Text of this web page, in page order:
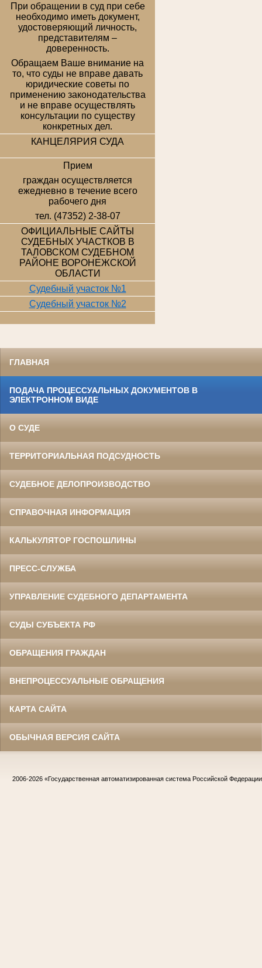
При обращении в суд при себе
необходимо иметь документ,
удостоверяющий личность,
представителям –
доверенность.
Обращаем Ваше внимание на
то, что суды не вправе давать
юридические советы по
применению законодательства
и не вправе осуществлять
консультации по существу
конкретных дел.
КАНЦЕЛЯРИЯ СУДА
Прием
граждан осуществляется
ежедневно в течение всего
рабочего дня
тел. (47352) 2-38-07
ОФИЦИАЛЬНЫЕ САЙТЫ
СУДЕБНЫХ УЧАСТКОВ В
ТАЛОВСКОМ СУДЕБНОМ
РАЙОНЕ ВОРОНЕЖСКОЙ
ОБЛАСТИ
Судебный участок №1
Судебный участок №2
ГЛАВНАЯ
ПОДАЧА ПРОЦЕССУАЛЬНЫХ ДОКУМЕНТОВ В
ЭЛЕКТРОННОМ ВИДЕ
О СУДЕ
ТЕРРИТОРИАЛЬНАЯ ПОДСУДНОСТЬ
СУДЕБНОЕ ДЕЛОПРОИЗВОДСТВО
СПРАВОЧНАЯ ИНФОРМАЦИЯ
КАЛЬКУЛЯТОР ГОСПОШЛИНЫ
ПРЕСС-СЛУЖБА
УПРАВЛЕНИЕ СУДЕБНОГО ДЕПАРТАМЕНТА
СУДЫ СУБЪЕКТА РФ
ОБРАЩЕНИЯ ГРАЖДАН
ВНЕПРОЦЕССУАЛЬНЫЕ ОБРАЩЕНИЯ
КАРТА САЙТА
ОБЫЧНАЯ ВЕРСИЯ САЙТА
2006-2026 «Государственная автоматизированная система Российской